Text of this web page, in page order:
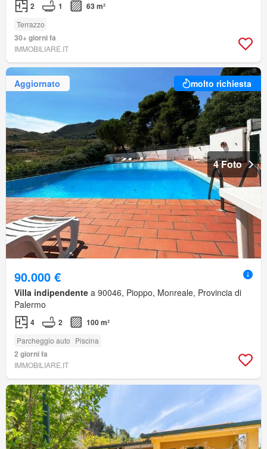
2 1 63 m²
Terrazzo
30+ giorni fa
IMMOBILIARE.IT
Aggiornato molto richiesta
4 Foto
90.000 €
Villa indipendente a 90046, Pioppo, Monreale, Provincia di
Palermo
4 2 100 m²
Parcheggio auto Piscina
2 giorni fa
IMMOBILIARE.IT